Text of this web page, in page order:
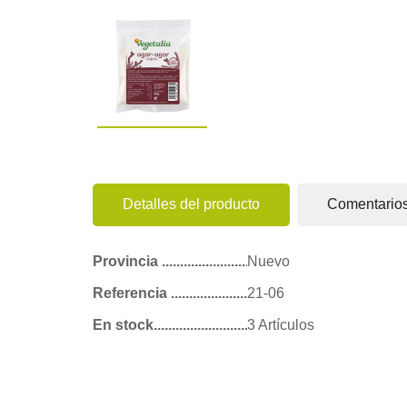
Detalles del producto
Provincia Nuevo
Referencia 21-06
En stock 3 Artículos